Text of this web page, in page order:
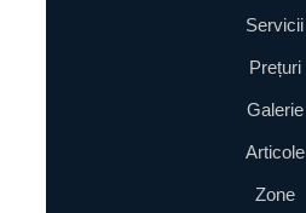
Servicii
Prețuri
Galerie
Articole
Zone